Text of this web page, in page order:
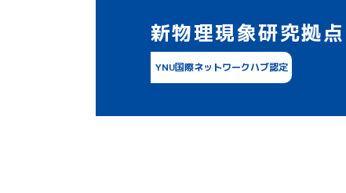
YNU国際ネットワークハブ認定
新物理現象研究拠点